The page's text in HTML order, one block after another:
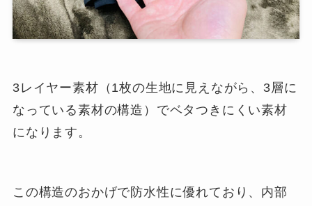
3レイヤー素材（1枚の生地に見えながら、3層に
なっている素材の構造）でベタつきにくい素材
になります。
この構造のおかげで防水性に優れており、内部